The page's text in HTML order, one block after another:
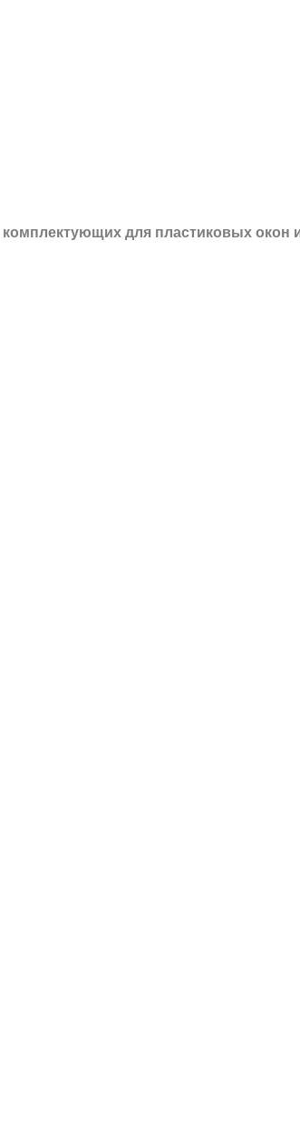
комплектующих для пластиковых окон